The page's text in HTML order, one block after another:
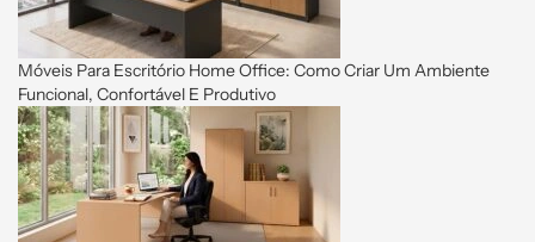
Móveis Para Escritório Home Office: Como Criar Um Ambiente
Funcional, Confortável E Produtivo